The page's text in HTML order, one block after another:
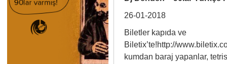
26-01-2018
Biletler kapıda ve
Biletix’te!http://
kumdan baraj yapanlar,